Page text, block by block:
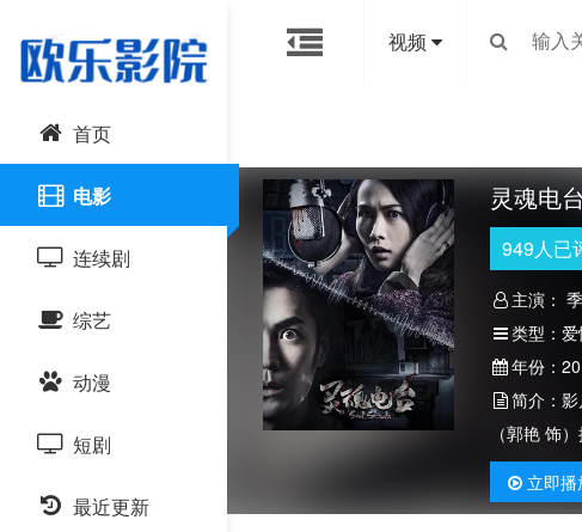
视频
首页
电影
连续剧
国产剧
港台剧
日韩剧
欧美剧
综艺
大陆综艺
日韩综艺
港台综艺
动漫
国产动漫
日韩动漫
短剧
最近更新
灵魂电
949人已
主演：
类型：
年份：
简介：
（郭艳 饰
立即播